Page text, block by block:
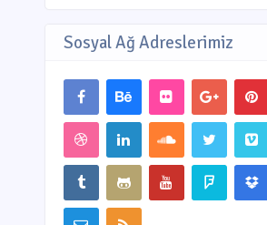
Sosyal Ağ Adreslerimiz